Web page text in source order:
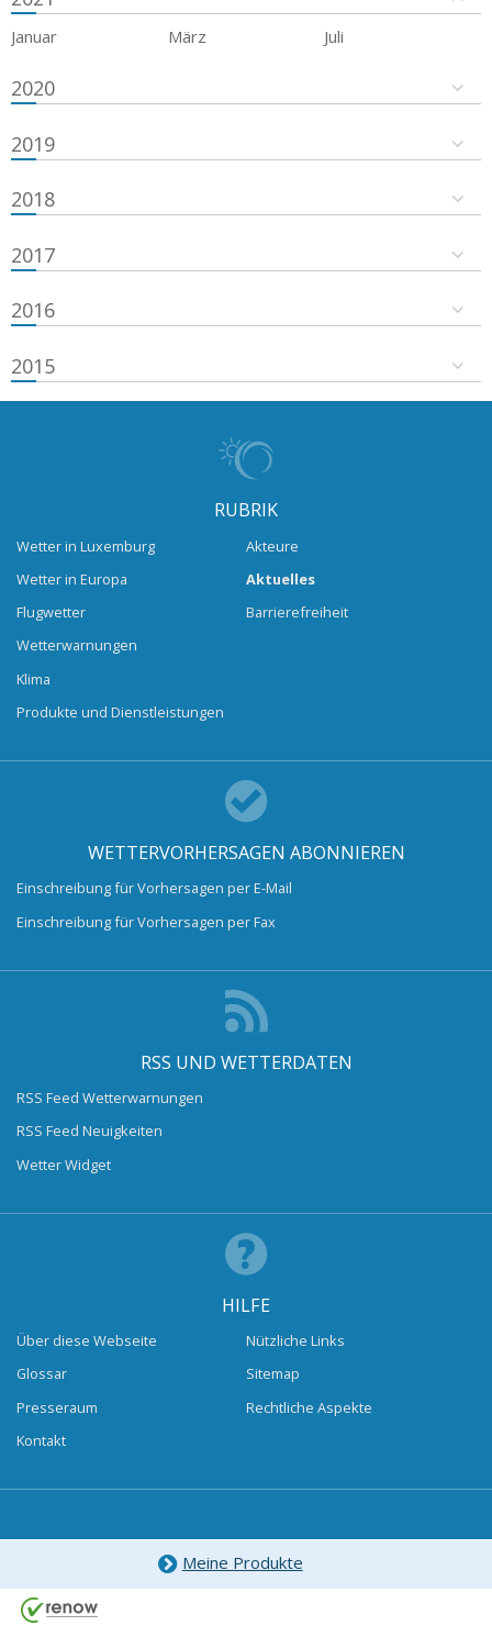
Januar März Juli
2020
2019
2018
2017
2016
2015
RUBRIK
Wetter in Luxemburg
Wetter in Europa
Flugwetter
Wetterwarnungen
Klima
Produkte und Dienstleistungen
Akteure
Aktuelles
Barrierefreiheit
WETTERVORHERSAGEN ABONNIEREN
Einschreibung für Vorhersagen per E-Mail
Einschreibung für Vorhersagen per Fax
RSS UND WETTERDATEN
RSS Feed Wetterwarnungen
RSS Feed Neuigkeiten
Wetter Widget
HILFE
Über diese Webseite
Glossar
Presseraum
Kontakt
Nützliche Links
Sitemap
Rechtliche Aspekte
Meine Produkte